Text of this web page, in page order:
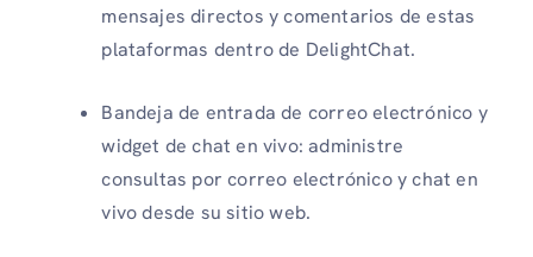
mensajes directos y comentarios de estas
plataformas dentro de DelightChat.
Bandeja de entrada de correo electrónico y
widget de chat en vivo: administre
consultas por correo electrónico y chat en
vivo desde su sitio web.